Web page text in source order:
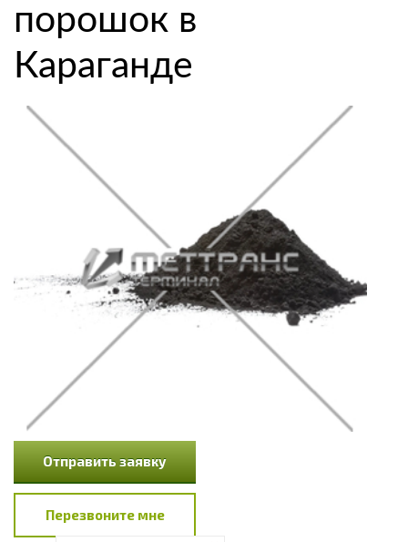
порошок в
Караганде
Отправить заявку
Перезвоните мне